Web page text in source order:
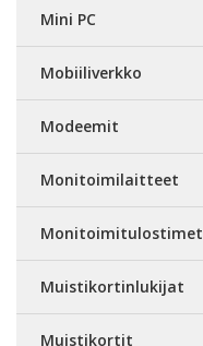
Mini PC
Mobiiliverkko
Modeemit
Monitoimilaitteet
Monitoimitulostimet
Muistikortinlukijat
Muistikortit